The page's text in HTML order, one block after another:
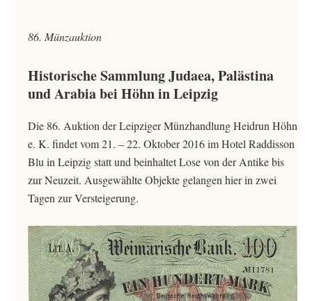
86. Münzauktion
Historische Sammlung Judaea, Palästina
und Arabia bei Höhn in Leipzig
Die 86. Auktion der Leipziger Münzhandlung Heidrun Höhn
e. K. findet vom 21. – 22. Oktober 2016 im Hotel Raddisson
Blu in Leipzig statt und beinhaltet Lose von der Antike bis
zur Neuzeit. Ausgewählte Objekte gelangen hier in zwei
Tagen zur Versteigerung.